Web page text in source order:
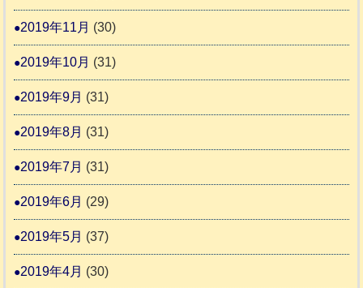
2019年11月 (30)
2019年10月 (31)
2019年9月 (31)
2019年8月 (31)
2019年7月 (31)
2019年6月 (29)
2019年5月 (37)
2019年4月 (30)